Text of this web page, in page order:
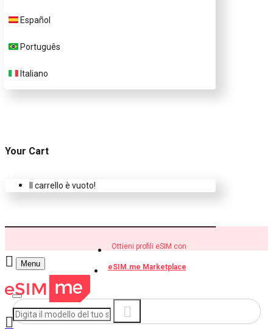
Español
Português
Italiano
Your Cart
Il carrello è vuoto!
Ottieni profili eSIM con
eSIM.me Marketplace
Menu